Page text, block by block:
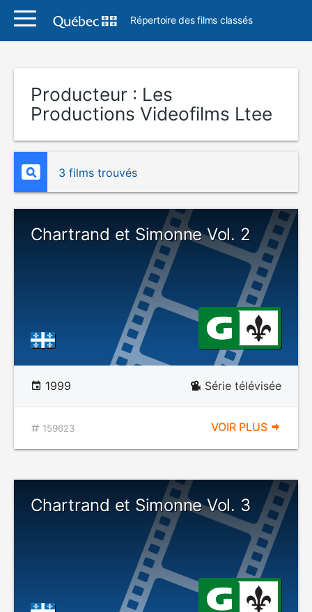
Répertoire des films classés
Producteur : Les
Productions Videofilms Ltee
3 films trouvés
Chartrand et Simonne Vol. 2
1999 Série télévisée
159623 VOIR PLUS
Chartrand et Simonne Vol. 3